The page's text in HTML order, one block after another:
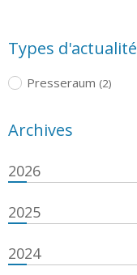
Types d'actualité
Presseraum (2)
Archives
2026
2025
2024